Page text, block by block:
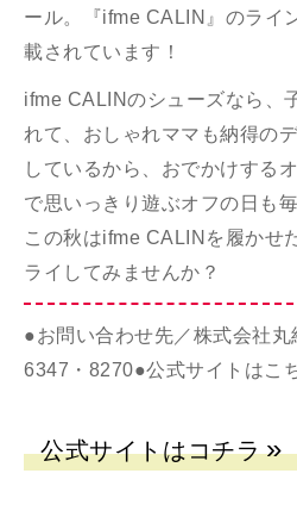
ール。『ifme CALIN』のライ
載されています！
ifme CALINのシューズなら、
れて、おしゃれママも納得の
しているから、おでかけする
で思いっきり遊ぶオフの日も
この秋はifme CALINを履かせ
ライしてみませんか？
●お問い合わせ先／株式会社
6347・8270●公式サイトはこ
公式サイトはコチラ